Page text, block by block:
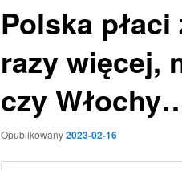
Polska płaci
razy więcej,
czy
Opublikowany2023-02-16